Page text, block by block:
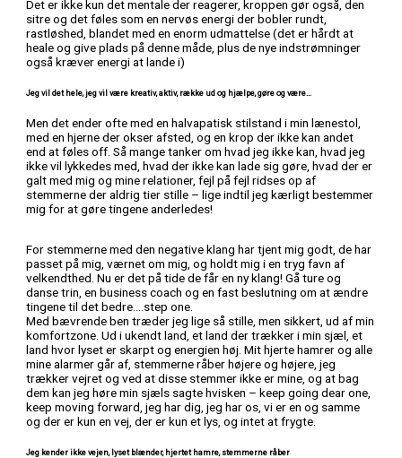
Det er ikke kun det mentale der reagerer, kroppen gør også, den
sitre og det føles som en nervøs energi der bobler rundt,
rastløshed, blandet med en enorm udmattelse (det er hårdt at
heale og give plads på denne måde, plus de nye indstrømninger
også kræver energi at lande i)
Jeg vil det hele, jeg vil være kreativ, aktiv, række ud og hjælpe, gøre og være…
Men det ender ofte med en halvapatisk stilstand i min lænestol,
med en hjerne der okser afsted, og en krop der ikke kan andet
end at føles off. Så mange tanker om hvad jeg ikke kan, hvad jeg
ikke vil lykkedes med, hvad der ikke kan lade sig gøre, hvad der er
galt med mig og mine relationer, fejl på fejl ridses op af
stemmerne der aldrig tier stille – lige indtil jeg kærligt bestemmer
mig for at gøre tingene anderledes!
For stemmerne med den negative klang har tjent mig godt, de har
passet på mig, værnet om mig, og holdt mig i en tryg favn af
velkendthed. Nu er det på tide de får en ny klang! Gå ture og
danse trin, en business coach og en fast beslutning om at ændre
tingene til det bedre….step one.
Med bævrende ben træder jeg lige så stille, men sikkert, ud af min
komfortzone. Ud i ukendt land, et land der trækker i min sjæl, et
land hvor lyset er skarpt og energien høj. Mit hjerte hamrer og alle
mine alarmer går af, stemmerne råber højere og højere, jeg
trækker vejret og ved at disse stemmer ikke er mine, og at bag
dem kan jeg høre min sjæls sagte hvisken – keep going dear one,
keep moving forward, jeg har dig, jeg har os, vi er en og samme
og der er kun en vej, der er kun et lys, og intet at frygte.
Jeg kender ikke vejen, lyset blænder, hjertet hamre, stemmerne råber